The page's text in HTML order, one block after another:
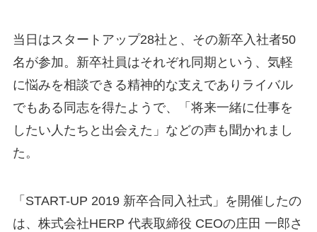
当日はスタートアップ28社と、その新卒入社者50
名が参加。新卒社員はそれぞれ同期という、気軽
に悩みを相談できる精神的な支えでありライバル
でもある同志を得たようで、「将来一緒に仕事を
したい人たちと出会えた」などの声も聞かれまし
た。
「START-UP 2019 新卒合同入社式」を開催したの
は、株式会社HERP 代表取締役 CEOの庄田 一郎さ